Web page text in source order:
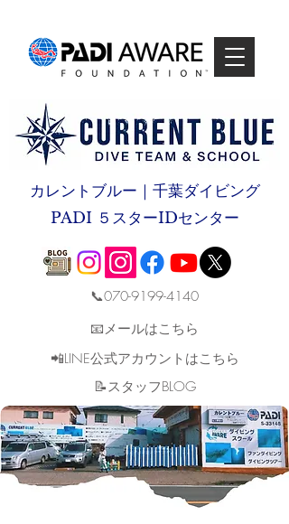
カレントブルー｜千葉ダイビング
PADI ５スターIDセンター
📞070-9199-4140
📧メールはこちら
📲LINE公式アカウントはこちら
​📝スタッフBLOG